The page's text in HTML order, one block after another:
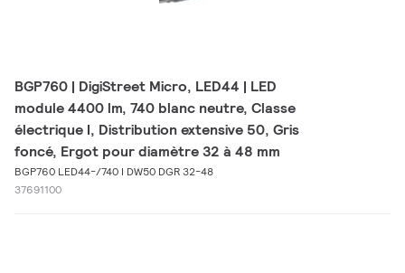
BGP760 | DigiStreet Micro, LED44 | LED
module 4400 lm, 740 blanc neutre, Classe
électrique I, Distribution extensive 50, Gris
foncé, Ergot pour diamètre 32 à 48 mm
BGP760 LED44-/740 I DW50 DGR 32-48
37691100